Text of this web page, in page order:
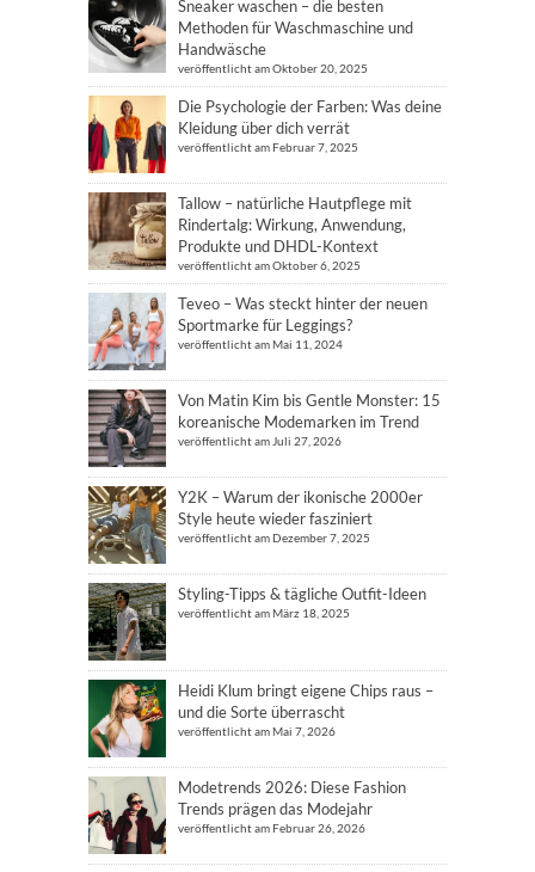
Sneaker waschen – die besten
Methoden für Waschmaschine und
Handwäsche
veröffentlicht am Oktober 20, 2025
Die Psychologie der Farben: Was deine
Kleidung über dich verrät
veröffentlicht am Februar 7, 2025
Tallow – natürliche Hautpflege mit
Rindertalg: Wirkung, Anwendung,
Produkte und DHDL-Kontext
veröffentlicht am Oktober 6, 2025
Teveo – Was steckt hinter der neuen
Sportmarke für Leggings?
veröffentlicht am Mai 11, 2024
Von Matin Kim bis Gentle Monster: 15
koreanische Modemarken im Trend
veröffentlicht am Juli 27, 2026
Y2K – Warum der ikonische 2000er
Style heute wieder fasziniert
veröffentlicht am Dezember 7, 2025
Styling-Tipps & tägliche Outfit-Ideen
veröffentlicht am März 18, 2025
Heidi Klum bringt eigene Chips raus –
und die Sorte überrascht
veröffentlicht am Mai 7, 2026
Modetrends 2026: Diese Fashion
Trends prägen das Modejahr
veröffentlicht am Februar 26, 2026